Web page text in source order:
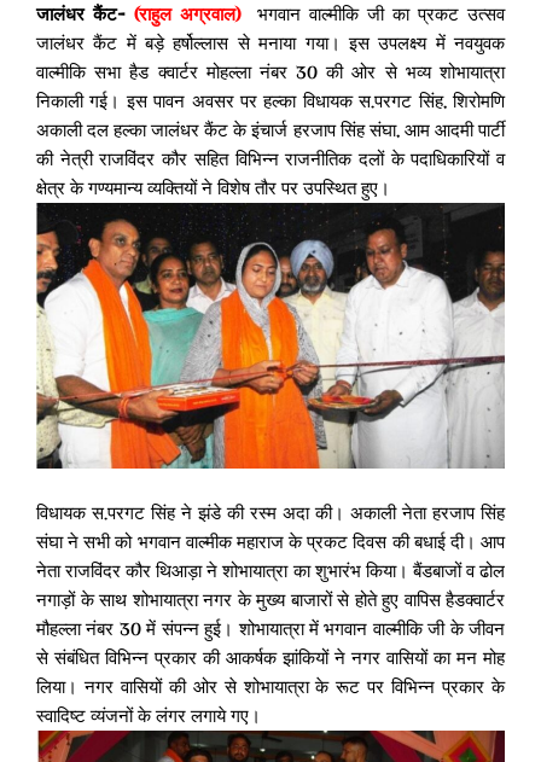
जालंधर कैंट- (राहुल अग्रवाल)भगवान वाल्मीकि जी का प्रकट उत्सव
जालंधर कैंट में बड़े हर्षोल्लास से मनाया गया। इस उपलक्ष्य में नवयुवक
वाल्मीकि सभा हैड क्वार्टर मोहल्ला नंबर 30 की ओर से भव्य शोभायात्रा
निकाली गई। इस पावन अवसर पर हल्का विधायक स.परगट सिंह, शिरोमणि
अकाली दल हल्का जालंधर कैंट के इंचार्ज हरजाप सिंह संघा, आम आदमी पार्टी
की नेत्री राजविंदर कौर सहित विभिन्न राजनीतिक दलों के पदाधिकारियों व
क्षेत्र के गण्यमान्य व्यक्तियों ने विशेष तौर पर उपस्थित हुए।
विधायक स.परगट सिंह ने झंडे की रस्म अदा की। अकाली नेता हरजाप सिंह
संघा ने सभी को भगवान वाल्मीक महाराज के प्रकट दिवस की बधाई दी। आप
नेता राजविंदर कौर थिआड़ा ने शोभायात्रा का शुभारंभ किया। बैंडबाजों व ढोल
नगाड़ों के साथ शोभायात्रा नगर के मुख्य बाजारों से होते हुए वापिस हैडक्वार्टर
मौहल्ला नंबर 30 में संपन्न हुई। शोभायात्रा में भगवान वाल्मीकि जी के जीवन
से संबंधित विभिन्न प्रकार की आकर्षक झांकियों ने नगर वासियों का मन मोह
लिया। नगर वासियों की ओर से शोभायात्रा के रूट पर विभिन्न प्रकार के
स्वादिष्ट व्यंजनों के लंगर लगाये गए।